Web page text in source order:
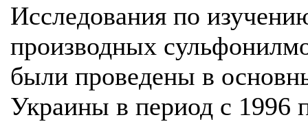
Исследования по
производных
были проведены в
Украины в период с 1996